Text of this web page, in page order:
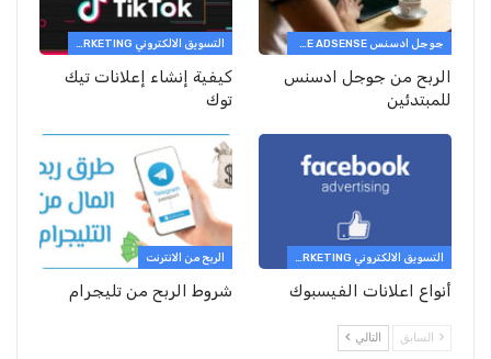
جوجل ادسنس GOOGLE ADSENSE
الربح من جوجل ادسنس
للمبتدئين
التسويق الالكتروني E-MARKETING
كيفية إنشاء إعلانات تيك
توك
التسويق الالكتروني E-MARKETING
أنواع اعلانات الفيسبوك
الربح من الانترنت
شروط الربح من تليجرام
السابق التالي